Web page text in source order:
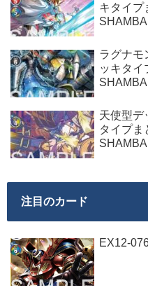
キタイプ
ラグナモ
ッキタイ
天使型デ
タイプま
注目のカード
EX12-